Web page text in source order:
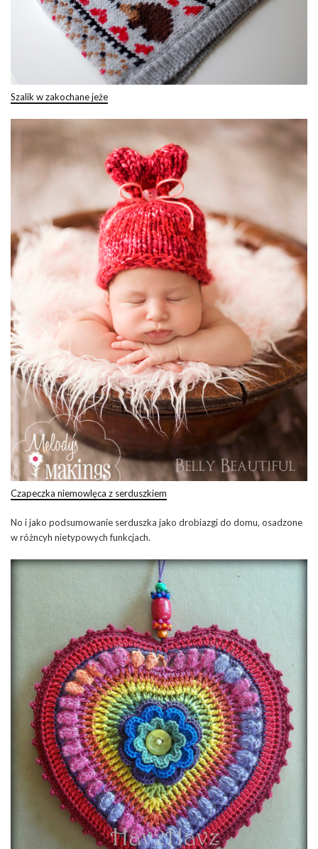
Szalik w zakochane jeże
Czapeczka niemowlęca z serduszkiem
No i jako podsumowanie serduszka jako drobiazgi do domu, osadzone
w różncyh nietypowych funkcjach.